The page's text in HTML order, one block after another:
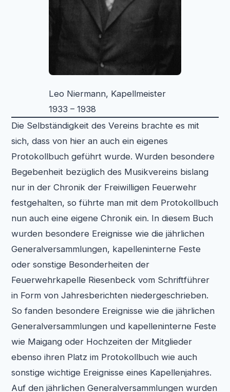
Leo Niermann, Kapellmeister
1933 – 1938
Die Selbständigkeit des Vereins brachte es mit
sich, dass von hier an auch ein eigenes
Protokollbuch geführt wurde. Wurden besondere
Begebenheit bezüglich des Musikvereins bislang
nur in der Chronik der Freiwilligen Feuerwehr
festgehalten, so führte man mit dem Protokollbuch
nun auch eine eigene Chronik ein. In diesem Buch
wurden besondere Ereignisse wie die jährlichen
Generalversammlungen, kapelleninterne Feste
oder sonstige Besonderheiten der
Feuerwehrkapelle Riesenbeck vom Schriftführer
in Form von Jahresberichten niedergeschrieben.
So fanden besondere Ereignisse wie die jährlichen
Generalversammlungen und kapelleninterne Feste
wie Maigang oder Hochzeiten der Mitglieder
ebenso ihren Platz im Protokollbuch wie auch
sonstige wichtige Ereignisse eines Kapellenjahres.
Auf den jährlichen Generalversammlungen wurden